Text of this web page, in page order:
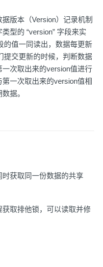
版本（Version）记录机制
型的 “version” 字段来实
的值一同读出，数据每更新
提交更新的时候，判断数据
次取出来的version值进行
一次取出来的version值相
据。
获取同一份数据的共享
取排他锁，可以读取并修